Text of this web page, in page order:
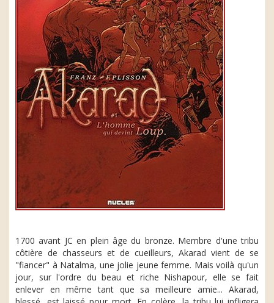
1700 avant JC en plein âge du bronze. Membre d'une tribu
côtière de chasseurs et de cueilleurs, Akarad vient de se
"fiancer" à Natalma, une jolie jeune femme. Mais voilà qu'un
jour, sur l'ordre du beau et riche Nishapour, elle se fait
enlever en même tant que sa meilleure amie... Akarad,